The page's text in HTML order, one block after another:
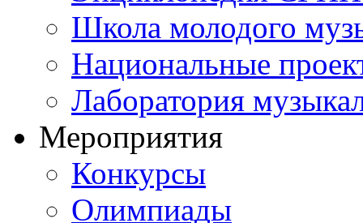
Школа молодого
Национальные
Лаборатория
Мероприятия
Конкурсы
Олимпиады